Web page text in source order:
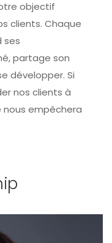
objectif
clients. Chaque
ses
partage son
développer. Si
nos clients à
empêchera